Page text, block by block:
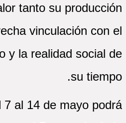
tanto su producción
vinculación con el
y la realidad social de
su tiempo.
7 al 14 de mayo podrá